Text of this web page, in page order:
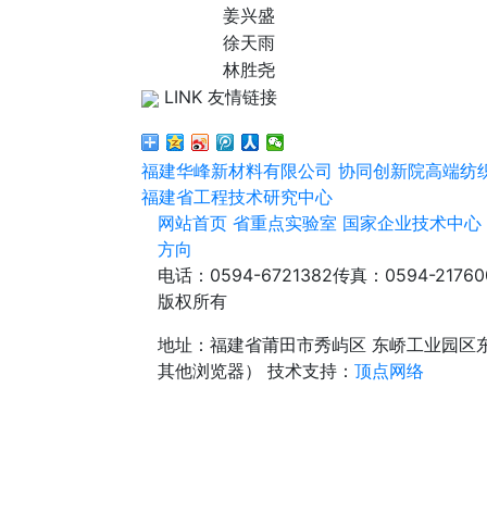
姜兴盛
徐天雨
林胜尧
LINK 友情链接
福建华峰新材料有限公司 协同创新院高端纺
福建省工程技术研究中心
网站首页 省重点实验室 国家企业技术中心
方向
电话：0594-6721382传真：0594-
版权所有
地址：福建省莆田市秀屿区 东峤工业园区
其他浏览器）
技术支持： 顶点网络